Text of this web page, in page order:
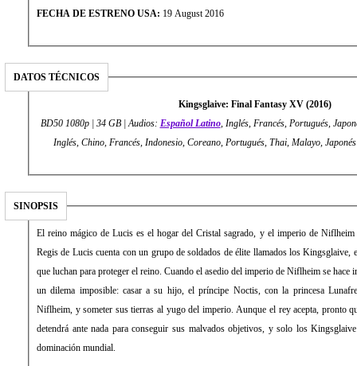
FECHA DE ESTRENO USA: 19 August 2016
DATOS TÉCNICOS
Kingsglaive: Final Fantasy XV (2016)
BD50 1080p | 34 GB | Audios: Español Latino, Inglés, Francés, Portugués,
Inglés, Chino, Francés, Indonesio, Coreano, Portugués, Thai, Malayo,
SINOPSIS
El reino mágico de Lucis es el hogar del Cristal sagrado, y el imperio de
Regis de Lucis cuenta con un grupo de soldados de élite llamados los Kingsglaive,
que luchan para proteger el reino. Cuando el asedio del imperio de Niflheim se hace
un dilema imposible: casar a su hijo, el príncipe Noctis, con la princesa
Niflheim, y someter sus tierras al yugo del imperio. Aunque el rey acepta, pronto
detendrá ante nada para conseguir sus malvados objetivos, y solo los
dominación mundial.